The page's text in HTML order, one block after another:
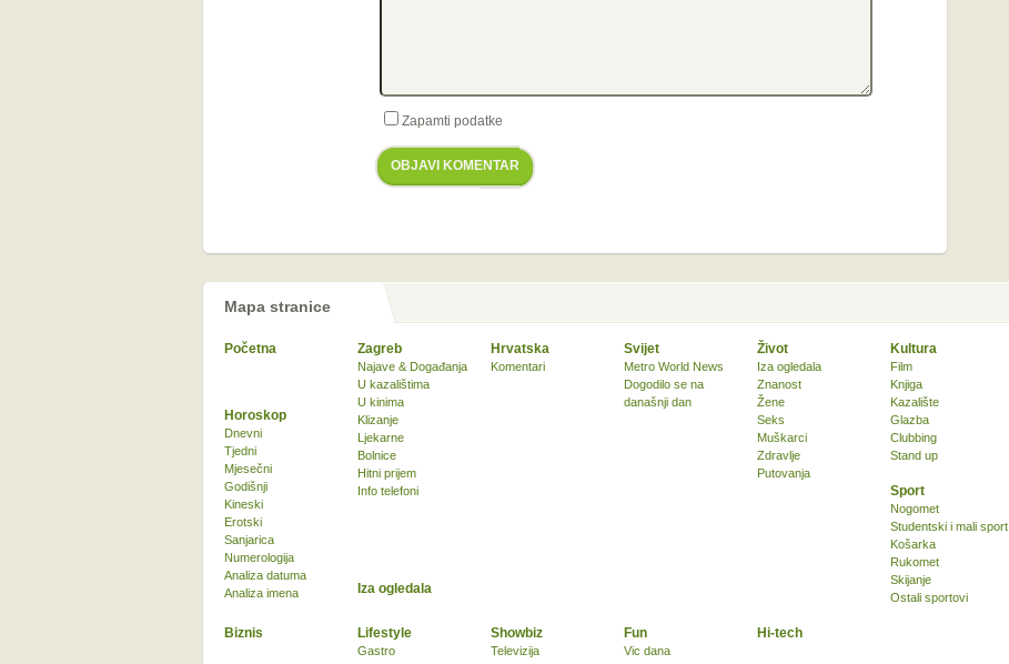
Zapamti podatke
OBJAVI KOMENTAR
Mapa stranice
Početna Zagreb
Najave & Događanja
U kazalištima
U kinima
Klizanje
Ljekarne
Bolnice
Hitni prijem
Info telefoni
Hrvatska
Komentari
Svijet
Metro World News
Dogodilo se na
današnji dan
Život
Iza ogledala
Znanost
Žene
Seks
Muškarci
Zdravlje
Putovanja
Kultura
Film
Knjiga
Kazalište
Glazba
Clubbing
Stand up
Sport
Nogomet
Studentski i mali sport
Košarka
Rukomet
Skijanje
Ostali sportovi
Biznis Lifestyle
Gastro
Showbiz
Televizija
Fun
Vic dana
Horoskop
Dnevni
Tjedni
Mjesečni
Godišnji
Kineski
Erotski
Sanjarica
Numerologija
Analiza datuma
Analiza imena
Iza ogledala
Hi-tech